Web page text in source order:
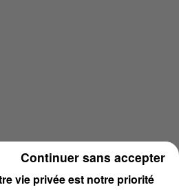
vie privée est notre priorité
Continuer sans accepter